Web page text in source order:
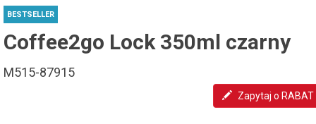
BESTSELLER
Coffee2go Lock 350ml czarny
M515-87915
Zapytaj o RABAT